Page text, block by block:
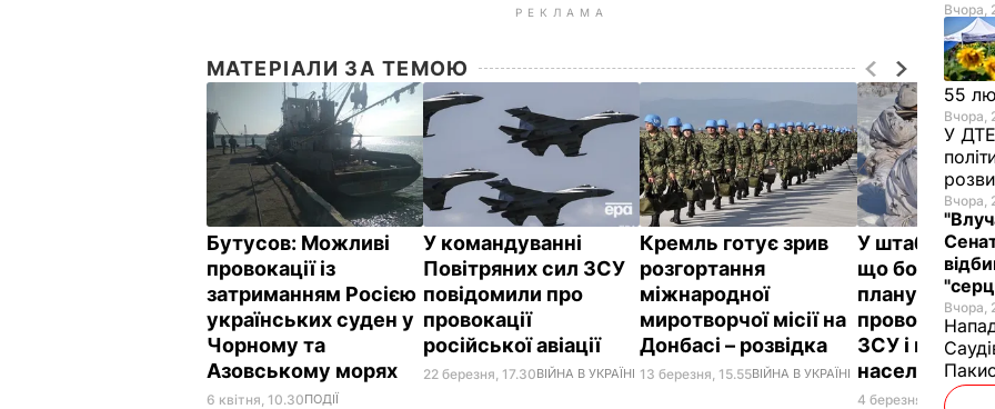
РЕКЛАМА
МАТЕРІАЛИ ЗА ТЕМОЮ
Бутусов: Можливі
провокації із
затриманням Росією
українських суден у
Чорному та
Азовському морях
6 квітня, 10.30ПОДІЇ
У командуванні
Повітряних сил ЗСУ
повідомили про
провокації
російської авіації
22 березня, 17.30ВІЙНА В УКРАЇНІ
Кремль готує зрив
розгортання
міжнародної
миротворчої місії на
Донбасі – розвідка
13 березня, 15.55ВІЙНА В УКРАЇНІ
У штабі АТО
що бойовики
планують
провокації
ЗСУ і
населення
4 березня, 16.07
Вчора,
55
Вчора,
У
Вчора,
Вчора,